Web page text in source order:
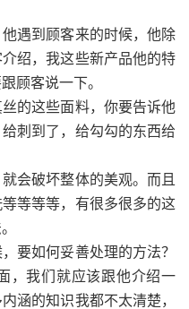
遇到顾客来的时候，他除
绍，我这些新产品他的特
顾客说一下。
的这些面料，你要告诉他
刺到了，给勾勾的东西给
会破坏整体的美观。而且
等等等，有很多很多的这
如何妥善处理的方法？
，我们就应该跟他介绍一
涵的知识我都不太清楚，